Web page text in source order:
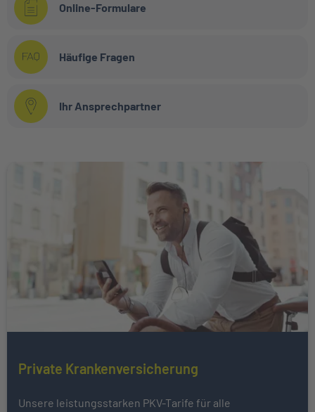
Online-Formulare
Häufige Fragen
Ihr Ansprechpartner
Private Krankenversicherung
Unsere leistungsstarken PKV-Tarife für alle